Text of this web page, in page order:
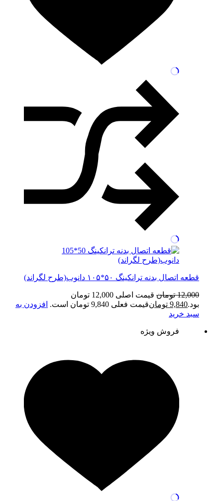
قطعه اتصال بدنه ترانکینگ ۵۰*۱۰۵ دانوب(طرح لگراند)
12,000 تومان
قیمت اصلی 12,000 تومان
بود.9,840 تومانقیمت فعلی 9,840 تومان است.
افزودن به
سبد خرید
فروش ویژه